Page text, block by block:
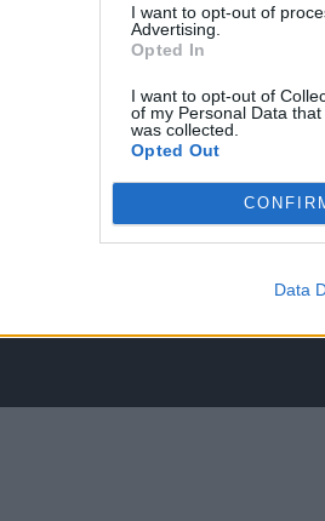
I want to opt-out of
Advertising.
Opted In
I want to opt-out of
of my Personal Data
was collected.
Opted Out
Data